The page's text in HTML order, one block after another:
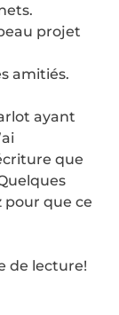
projet
amitiés.
ayant
que
pour que ce
de lecture!